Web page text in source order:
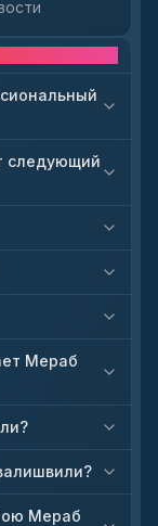
следующий
Мераб
Мераб